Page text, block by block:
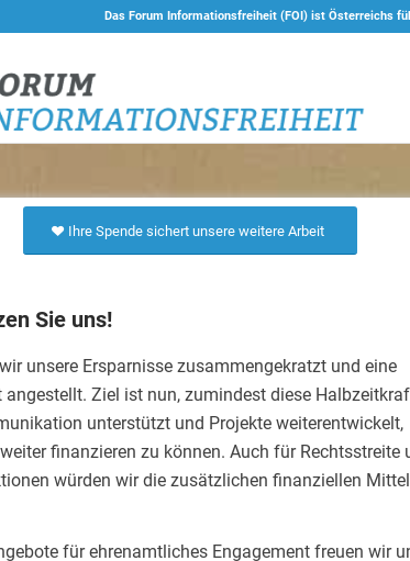
Das Forum Informationsfreiheit (FOI) ist Österreichs
Ihre Spende sichert unsere weitere Arbeit
Sie uns!
unsere Ersparnisse zusammengekratzt und eine
Ziel ist nun, zumindest diese
unterstützt und Projekte weiterentwickelt,
finanzieren zu können. Auch für Rechtsstreite
würden wir die zusätzlichen finanziellen Mittel
für ehrenamtliches Engagement freuen wir